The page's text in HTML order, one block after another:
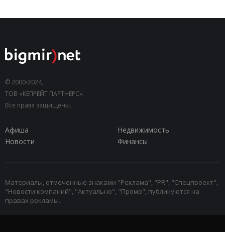
© 2000-2024,
ТОВ «КЕПРЕЙТ ПАРТНЕРС».
Все права защищены.
Афиша
Недвижимость
Новости
Финансы
Материалы, отмеченные знаками "Реклама", "PR", "Спецпроект",
"Новости компаний", "Актуально", "Промо", публикуются на
правах рекламы.